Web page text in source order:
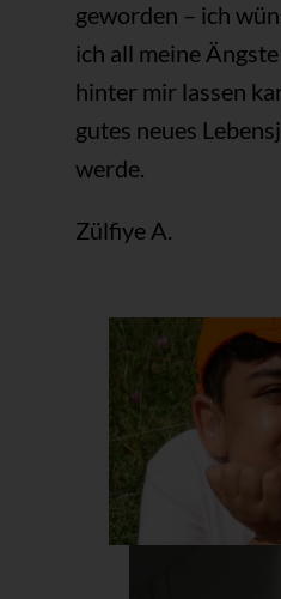
geworden – ich
ich all meine
hinter mir lassen
gutes neues
werde.
Zülfiye A.